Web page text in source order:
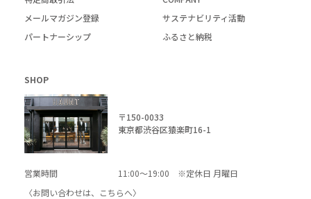
メールマガジン登録
サステナビリティ活動
パートナーシップ
ふるさと納税
SHOP
〒150-0033
東京都渋谷区猿楽町16-1
営業時間
11:00～19:00 ※定休日 月曜日
〈お問い合わせは、
こちらへ〉